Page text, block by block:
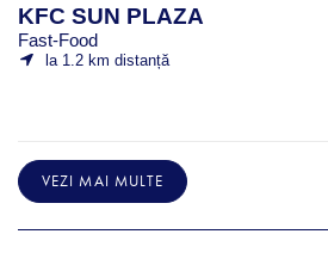
KFC SUN PLAZA
Fast-Food
la 1.2 km distanță
VEZI MAI MULTE